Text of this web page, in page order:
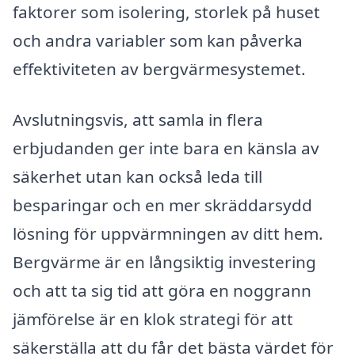
faktorer som isolering, storlek på huset
och andra variabler som kan påverka
effektiviteten av bergvärmesystemet.
Avslutningsvis, att samla in flera
erbjudanden ger inte bara en känsla av
säkerhet utan kan också leda till
besparingar och en mer skräddarsydd
lösning för uppvärmningen av ditt hem.
Bergvärme är en långsiktig investering
och att ta sig tid att göra en noggrann
jämförelse är en klok strategi för att
säkerställa att du får det bästa värdet för